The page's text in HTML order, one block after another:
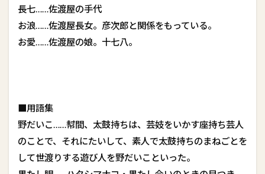
長七……佐渡屋の手代
お浪……佐渡屋長女。彦次郎と関係をもっている。
お愛……佐渡屋の娘。十七八。
■用語集
野だいこ……幇間、太鼓持ちは、芸妓をいかす座持ち芸人
のことで、それにたいして、素人で太鼓持ちのまねごとを
して世渡りする遊び人を野だいこといった。